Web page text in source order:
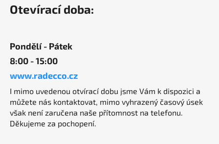
Otevírací doba:
Pondělí - Pátek
8:00 - 15:00
www.radecco.cz
I mimo uvedenou otvírací dobu jsme Vám k dispozici a
můžete nás kontaktovat, mimo vyhrazený časový úsek
však není zaručena naše přítomnost na telefonu.
Děkujeme za pochopení.